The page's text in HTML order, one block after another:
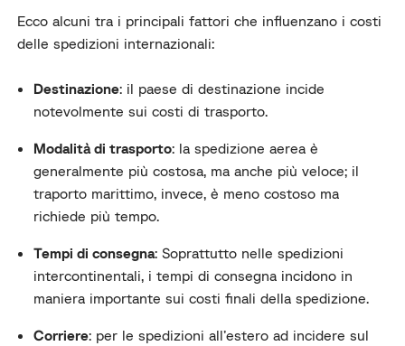
Ecco alcuni tra i principali fattori che influenzano i costi
delle spedizioni internazionali:
Destinazione: il paese di destinazione incide
notevolmente sui costi di trasporto.
Modalità di trasporto: la spedizione aerea è
generalmente più costosa, ma anche più veloce; il
traporto marittimo, invece, è meno costoso ma
richiede più tempo.
Tempi di consegna: Soprattutto nelle spedizioni
intercontinentali, i tempi di consegna incidono in
maniera importante sui costi finali della spedizione.
Corriere: per le spedizioni all’estero ad incidere sul